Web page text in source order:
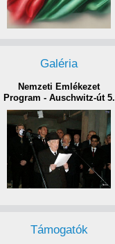
Galéria
Nemzeti Emlékezet
Program - Auschwitz-út 5.
Támogatók